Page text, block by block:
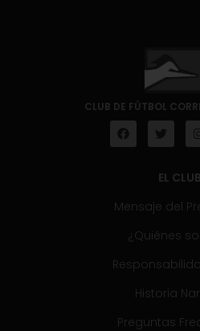
CLUB DE FÚTBOL
EL CLUB
Mensaje del
¿Quiénes
Historia
Preguntas